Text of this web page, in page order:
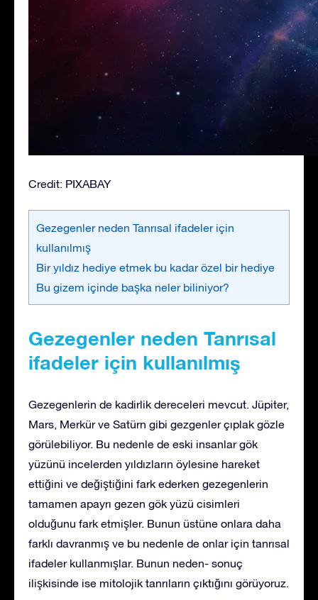
Credit: PIXABAY
Gezegenler neden Tanrısal ifadeler için
kullanılmış
Bir yıldız hediye etmek bu kadar özel bir hediye
Bu gizem içinde başka neler biliniyor?
Gezegenler neden Tanrısal
ifadeler için kullanılmış
Gezegenlerin de kadirlik dereceleri mevcut. Jüpiter,
Mars, Merkür ve Satürn gibi gezgenler çıplak gözle
görülebiliyor. Bu nedenle de eski insanlar gök
yüzünü incelerden yıldızların öylesine hareket
ettiğini ve değiştiğini fark ederken gezegenlerin
tamamen apayrı gezen gök yüzü cisimleri
olduğunu fark etmişler. Bunun üstüne onlara daha
farklı davranmış ve bu nedenle de onlar için tanrısal
ifadeler kullanmışlar. Bunun neden- sonuç
ilişkisinde ise mitolojik tanrıların çıktığını görüyoruz.